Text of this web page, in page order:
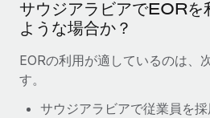
移住・転勤
従業員の異動をスムーズに
福利厚生
従業員の福利厚生を簡単に管理
税務
ブログ
サウジアラビアでEORを
ような場合か？
EORの利用が適しているのは、
す。
サウジアラビアで従業員を採